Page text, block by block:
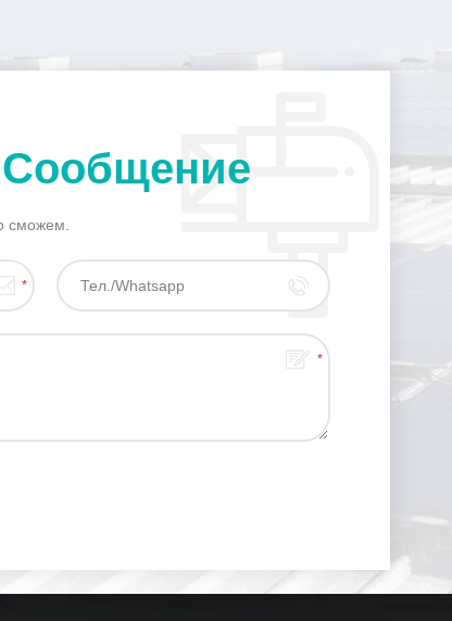
Сообщение
сможем.